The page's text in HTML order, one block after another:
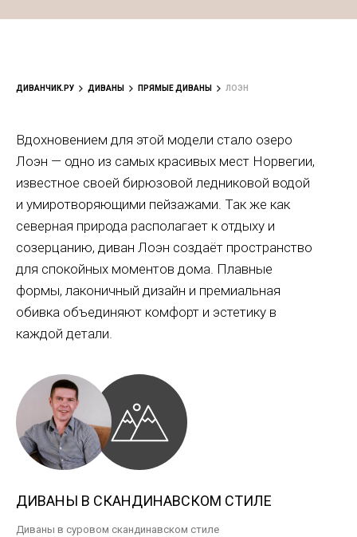
ДИВАНЧИК.РУ ДИВАНЫ ПРЯМЫЕ ДИВАНЫ ЛОЭН
Вдохновением для этой модели стало озеро
Лоэн — одно из самых красивых мест Норвегии,
известное своей бирюзовой ледниковой водой
и умиротворяющими пейзажами. Так же как
северная природа располагает к отдыху и
созерцанию, диван Лоэн создаёт пространство
для спокойных моментов дома. Плавные
формы, лаконичный дизайн и премиальная
обивка объединяют комфорт и эстетику в
каждой детали.
ДИВАНЫ В СКАНДИНАВСКОМ СТИЛЕ
Диваны в суровом скандинавском стиле